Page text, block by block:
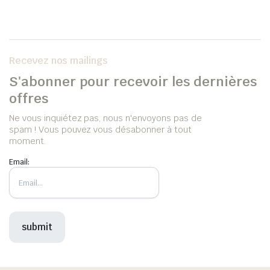
Recevez nos mailings
S'abonner pour recevoir les dernières
offres
Ne vous inquiétez pas, nous n'envoyons pas de
spam ! Vous pouvez vous désabonner à tout
moment.
Email: